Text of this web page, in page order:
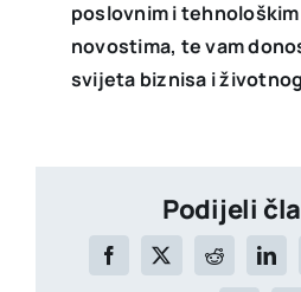
poslovnim i
novostima, te vam
svijeta biznisa i
Podijeli